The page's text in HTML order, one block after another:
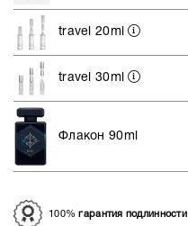
travel 20ml
travel 30ml
Флакон 90ml
100%гарантия подлинности